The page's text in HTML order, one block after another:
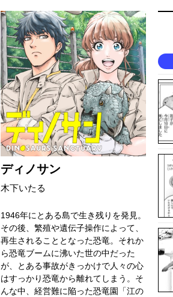
ディノサン
木下いたる
1946年にとある島で生き残りを発見。
その後、繁殖や遺伝子操作によって、
再生されることとなった恐竜。それか
ら恐竜ブームに沸いた世の中だった
が、とある事故がきっかけで人々の心
はすっかり恐竜から離れてしまう。そ
んな中、経営難に陥った恐竜園「江の